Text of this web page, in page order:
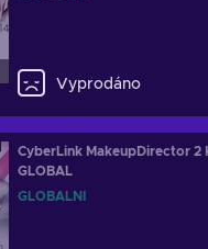
Vyprodáno
CyberLink MakeupDirector 2
GLOBAL
GLOBÁLNÍ